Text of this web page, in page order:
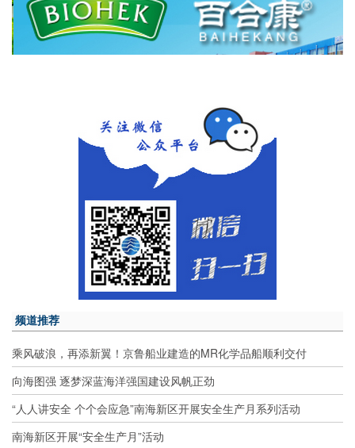
频道推荐
乘风破浪，再添新翼！京鲁船业建造的MR化学品船顺利交付
向海图强 逐梦深蓝海洋强国建设风帆正劲
“人人讲安全 个个会应急”南海新区开展安全生产月系列活动
南海新区开展“安全生产月”活动